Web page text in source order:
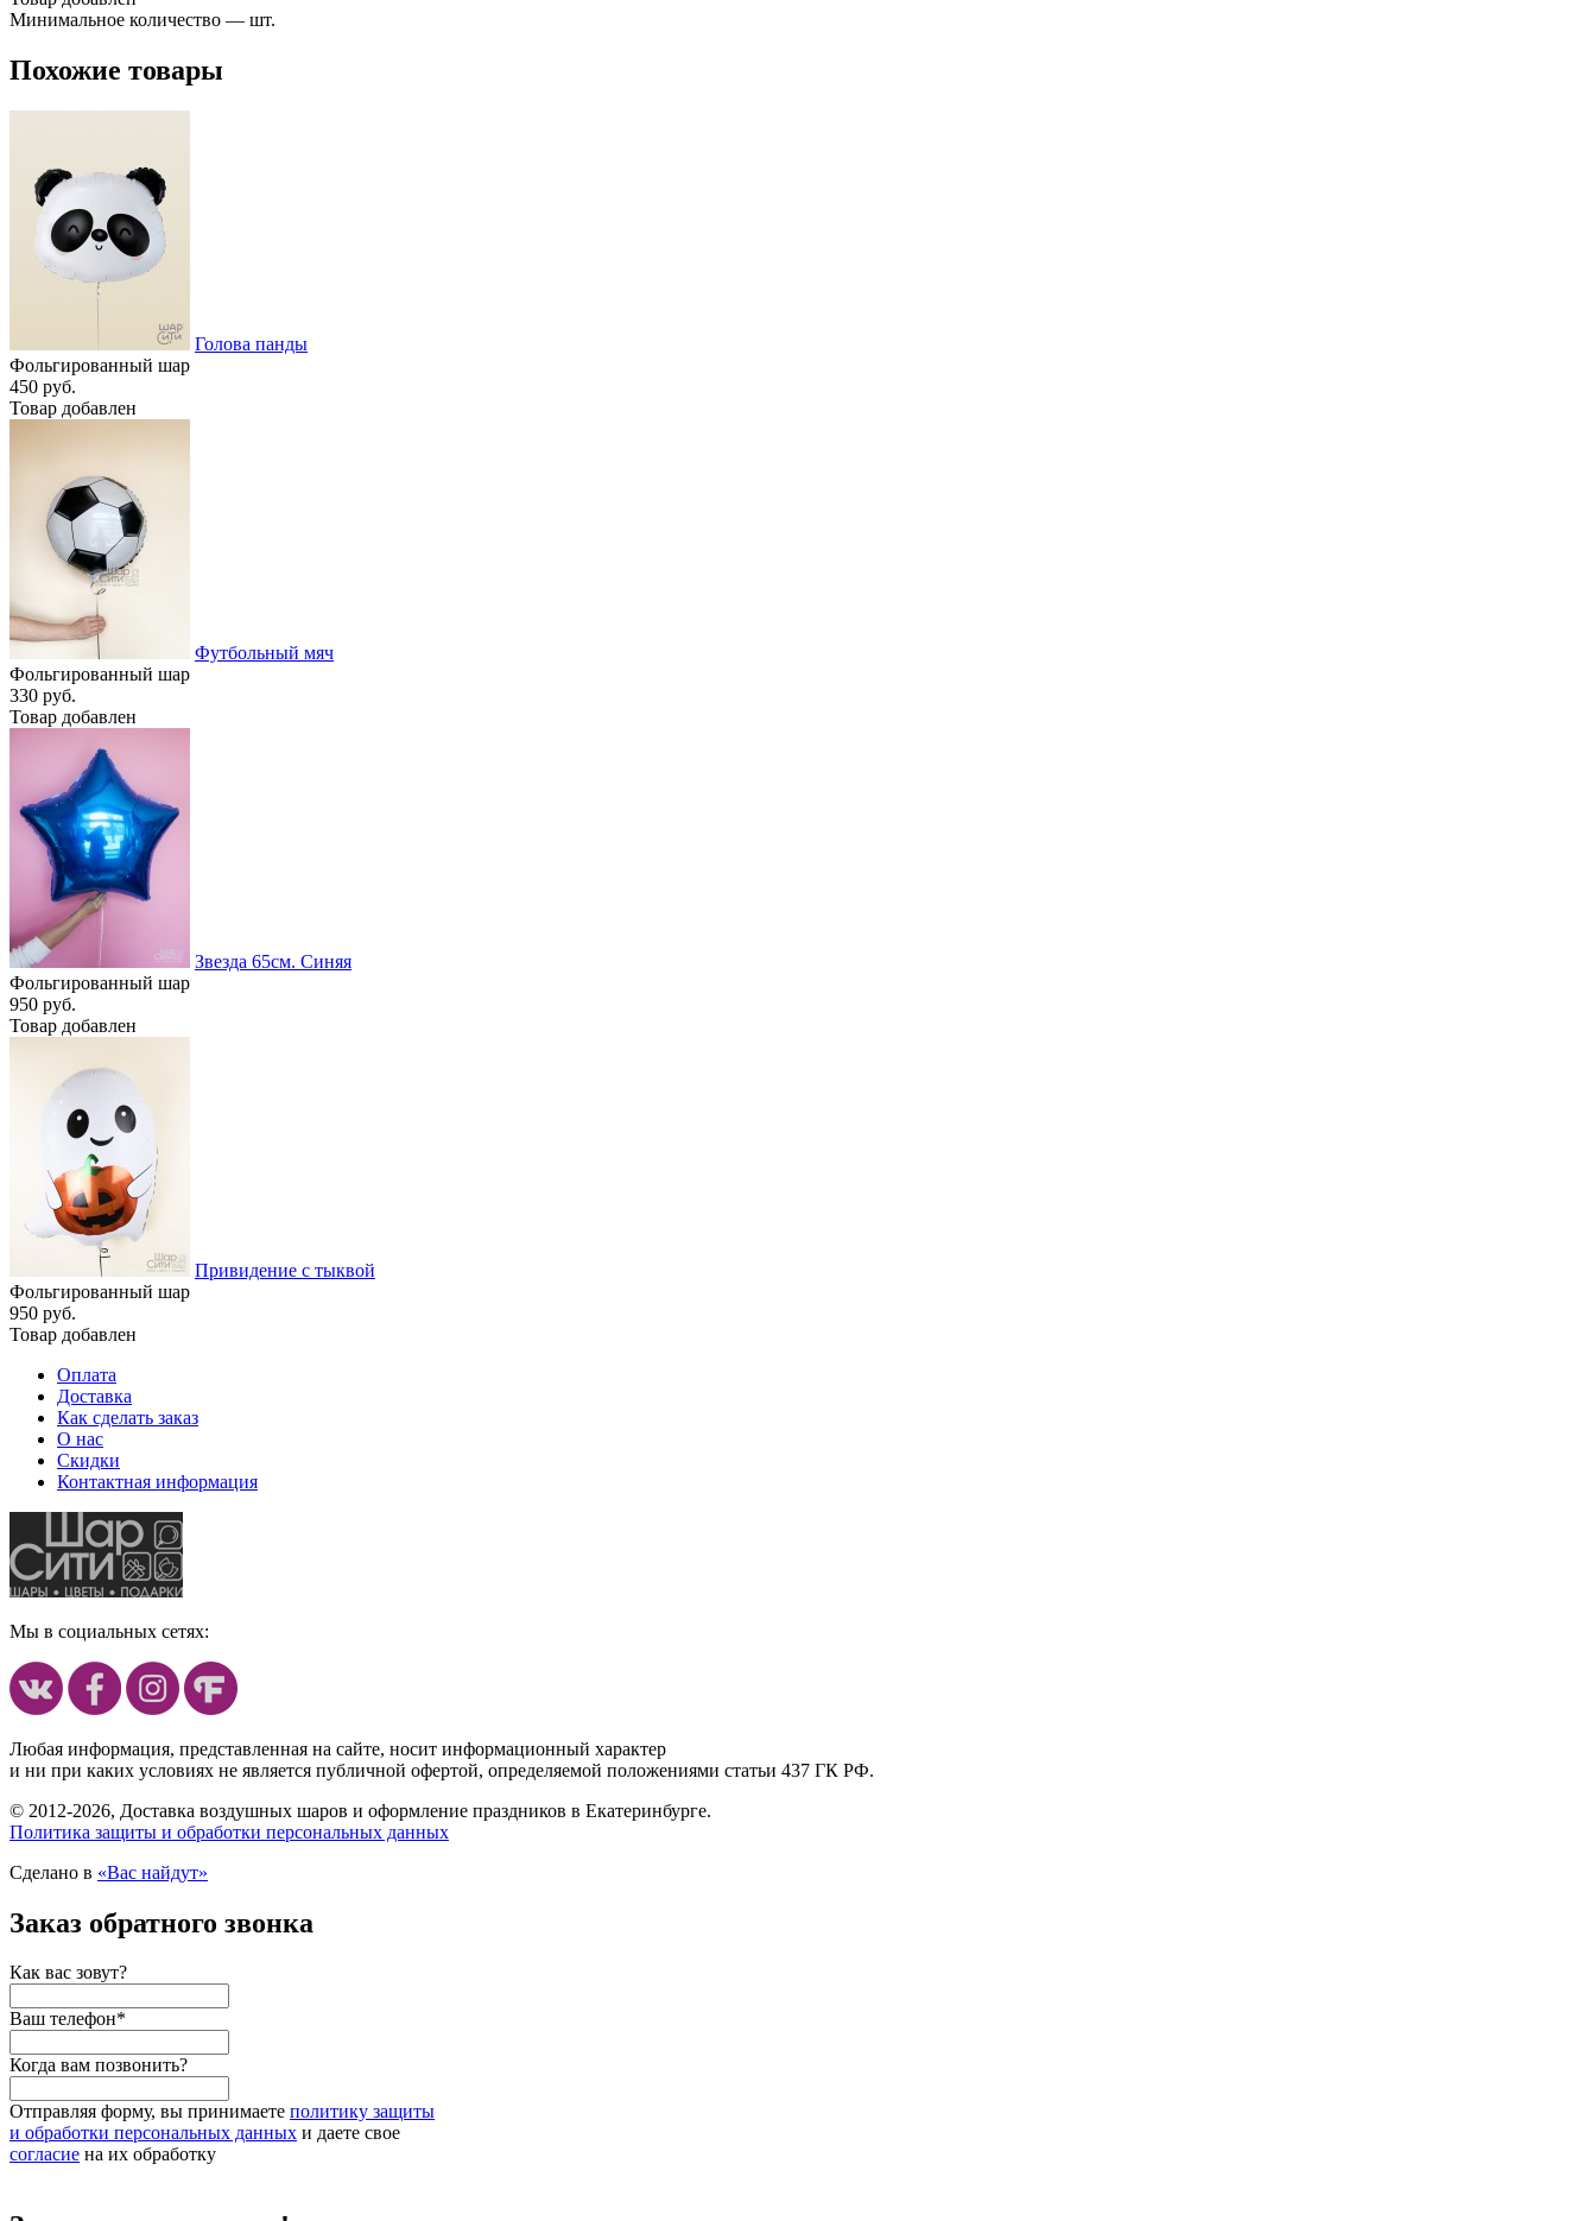
Минимальное количество — шт.
Похожие товары
Голова панды
Фольгированный шар
450 руб.
Товар добавлен
Футбольный мяч
Фольгированный шар
330 руб.
Товар добавлен
Звезда 65см. Синяя
Фольгированный шар
950 руб.
Товар добавлен
Привидение с тыквой
Фольгированный шар
950 руб.
Товар добавлен
Оплата
Доставка
Как сделать заказ
О нас
Скидки
Контактная информация
Мы в социальных сетях:
Любая информация, представленная на сайте, носит информационный характер
и ни при каких условиях не является публичной офертой, определяемой положениями статьи 437 ГК РФ.
© 2012-2026, Доставка воздушных шаров и оформление праздников в Екатеринбурге.
Политика защиты и обработки персональных данных
Сделано в «Вас найдут»
Заказ обратного звонка
Как вас зовут?
Ваш телефон*
Когда вам позвонить?
Отправляя форму, вы принимаете политику защиты
и обработки персональных данных и даете свое
согласие на их обработку